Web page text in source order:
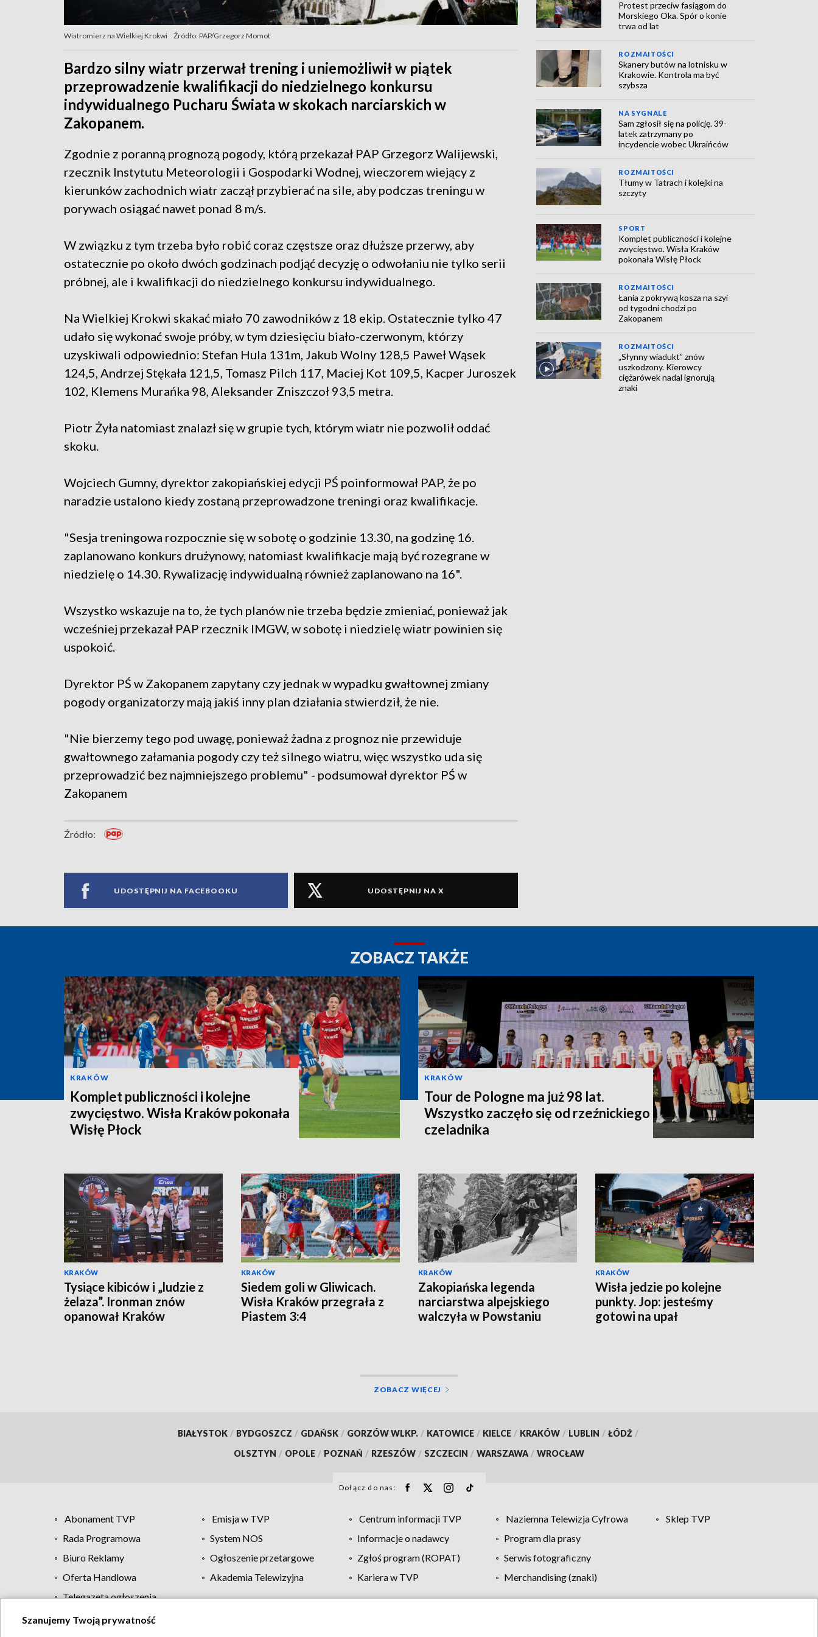
Wiatromierz na Wielkiej Krokwi Źródło: PAP/Grzegorz Momot
Bardzo silny wiatr przerwał trening i uniemożliwił w piątek
przeprowadzenie kwalifikacji do niedzielnego konkursu
indywidualnego Pucharu Świata w skokach narciarskich w
Zakopanem.
Zgodnie z poranną prognozą pogody, którą przekazał PAP Grzegorz Walijewski,
rzecznik Instytutu Meteorologii i Gospodarki Wodnej, wieczorem wiejący z
kierunków zachodnich wiatr zaczął przybierać na sile, aby podczas treningu w
porywach osiągać nawet ponad 8 m/s.
W związku z tym trzeba było robić coraz częstsze oraz dłuższe przerwy, aby
ostatecznie po około dwóch godzinach podjąć decyzję o odwołaniu nie tylko serii
próbnej, ale i kwalifikacji do niedzielnego konkursu indywidualnego.
Na Wielkiej Krokwi skakać miało 70 zawodników z 18 ekip. Ostatecznie tylko 47
udało się wykonać swoje próby, w tym dziesięciu biało-czerwonym, którzy
uzyskiwali odpowiednio: Stefan Hula 131m, Jakub Wolny 128,5 Paweł Wąsek
124,5, Andrzej Stękała 121,5, Tomasz Pilch 117, Maciej Kot 109,5, Kacper Juroszek
102, Klemens Murańka 98, Aleksander Zniszczoł 93,5 metra.
Piotr Żyła natomiast znalazł się w grupie tych, którym wiatr nie pozwolił oddać
skoku.
Wojciech Gumny, dyrektor zakopiańskiej edycji PŚ poinformował PAP, że po
naradzie ustalono kiedy zostaną przeprowadzone treningi oraz kwalifikacje.
"Sesja treningowa rozpocznie się w sobotę o godzinie 13.30, na godzinę 16.
zaplanowano konkurs drużynowy, natomiast kwalifikacje mają być rozegrane w
niedzielę o 14.30. Rywalizację indywidualną również zaplanowano na 16".
Wszystko wskazuje na to, że tych planów nie trzeba będzie zmieniać, ponieważ jak
wcześniej przekazał PAP rzecznik IMGW, w sobotę i niedzielę wiatr powinien się
uspokoić.
Dyrektor PŚ w Zakopanem zapytany czy jednak w wypadku gwałtownej zmiany
pogody organizatorzy mają jakiś inny plan działania stwierdził, że nie.
"Nie bierzemy tego pod uwagę, ponieważ żadna z prognoz nie przewiduje
gwałtownego załamania pogody czy też silnego wiatru, więc wszystko uda się
przeprowadzić bez najmniejszego problemu" - podsumował dyrektor PŚ w
Zakopanem
Źródło:
UDOSTĘPNIJ NA FACEBOOKU UDOSTĘPNIJ NA X
Protest przeciw fasiągom do
Morskiego Oka. Spór o konie
trwa od lat
ROZMAITOŚCI
Skanery butów na lotnisku w
Krakowie. Kontrola ma być
szybsza
NA SYGNALE
Sam zgłosił się na policję. 39-
latek zatrzymany po
incydencie wobec Ukraińców
ROZMAITOŚCI
Tłumy w Tatrach i kolejki na
szczyty
SPORT
Komplet publiczności i kolejne
zwycięstwo. Wisła Kraków
pokonała Wisłę Płock
ROZMAITOŚCI
Łania z pokrywą kosza na szyi
od tygodni chodzi po
Zakopanem
ROZMAITOŚCI
„Słynny wiadukt” znów
uszkodzony. Kierowcy
ciężarówek nadal ignorują
znaki
ZOBACZ TAKŻE
KRAKÓW
Komplet publiczności i kolejne
zwycięstwo. Wisła Kraków pokonała
Wisłę Płock
KRAKÓW
Tour de Pologne ma już 98 lat.
Wszystko zaczęło się od rzeźnickiego
czeladnika
KRAKÓW
Tysiące kibiców i „ludzie z
żelaza”. Ironman znów
opanował Kraków
KRAKÓW
Siedem goli w Gliwicach.
Wisła Kraków przegrała z
Piastem 3:4
KRAKÓW
Zakopiańska legenda
narciarstwa alpejskiego
walczyła w Powstaniu
KRAKÓW
Wisła jedzie po kolejne
punkty. Jop: jesteśmy
gotowi na upał
ZOBACZ WIĘCEJ
BIAŁYSTOK / BYDGOSZCZ / GDAŃSK / GORZÓW WLKP. / KATOWICE / KIELCE / KRAKÓW / LUBLIN / ŁÓDŹ /
OLSZTYN / OPOLE / POZNAŃ / RZESZÓW / SZCZECIN / WARSZAWA / WROCŁAW
Dołącz do nas:
Abonament TVP Emisja w TVP Centrum informacji TVP Naziemna Telewizja Cyfrowa
Sklep TVP
Rada Programowa
System NOS Informacje o nadawcy
Program dla prasy
Biuro Reklamy
Ogłoszenie przetargowe Zgłoś program (ROPAT)
Serwis fotograficzny
Oferta Handlowa
Akademia Telewizyjna Kariera w TVP
Merchandising (znaki)
Telegazeta ogłoszenia
Szanujemy Twoją prywatność